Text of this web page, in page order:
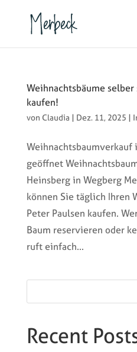
Weihnachtsbäume selber
kaufen!
von Claudia | Dez. 11, 2025 |
geöffnet
Heinsberg in Wegberg
können Sie täglich Ihren
Peter Paulsen kaufen.
Baum reservieren oder
ruft einfach...
Recent